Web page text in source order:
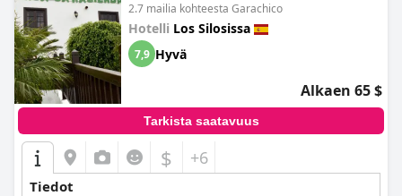
2.7 mailia kohteesta Garachico
Hotelli Los Silosissa
7,9 Hyvä
Alkaen 65 $
Tarkista saatavuus
$ +6
Tiedot